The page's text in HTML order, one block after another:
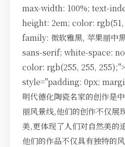
max-width: 100%; text-
height: 2em; color:
family: 微软雅黑, 苹果丽中
sans-serif; white-space:
color: rgb(255, 255,
style="padding: 0px;
明代德化陶瓷名家的创作是
丽风景线,他们的创作不仅展
美,更体现了人们对自然美的
他们的作品不仅具有独特的